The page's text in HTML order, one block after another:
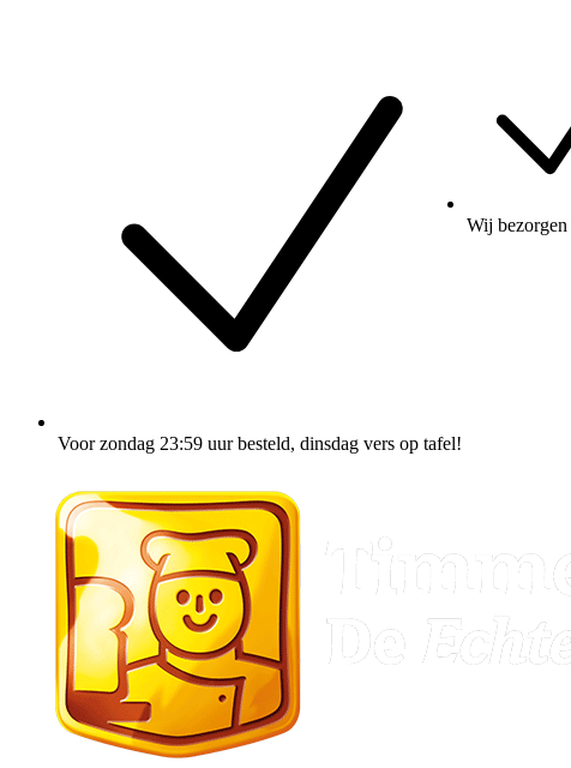
Voor zondag 23:59 uur besteld, dinsdag vers op tafel!
Wij bezorgen